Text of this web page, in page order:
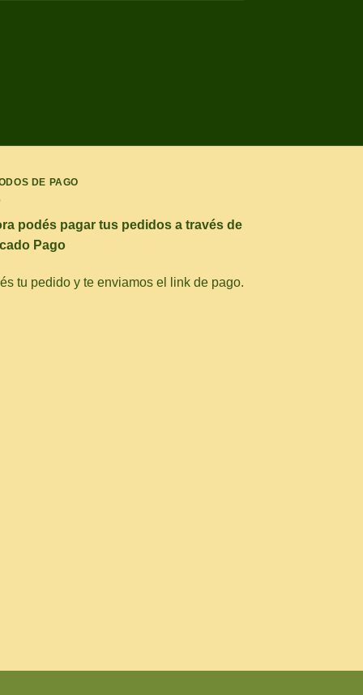
DE PAGO
podés pagar tus pedidos a través de
Pago
tu pedido y te enviamos el link de pago.